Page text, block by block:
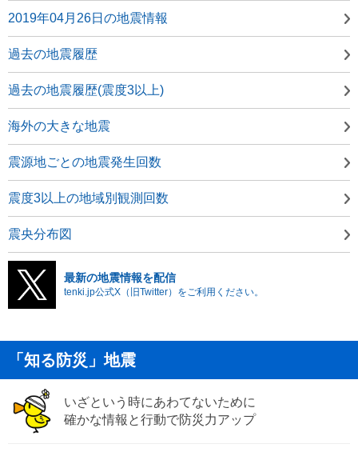
2019年04月26日の地震情報
過去の地震履歴
過去の地震履歴(震度3以上)
海外の大きな地震
震源地ごとの地震発生回数
震度3以上の地域別観測回数
震央分布図
最新の地震情報を配信
tenki.jp公式X（旧Twitter）をご利用ください。
「知る防災」地震
いざという時にあわてないために
確かな情報と行動で防災力アップ